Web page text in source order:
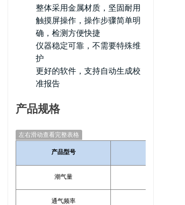
整体采用金属材质，坚固耐用
触摸屏操作，操作步骤简单明
确，检测方便快捷
仪器稳定可靠，不需要特殊维
护
更好的软件，支持自动生成校
准报告
产品规格
左右滑动查看完整表格
产品型号
潮气量
通气频率